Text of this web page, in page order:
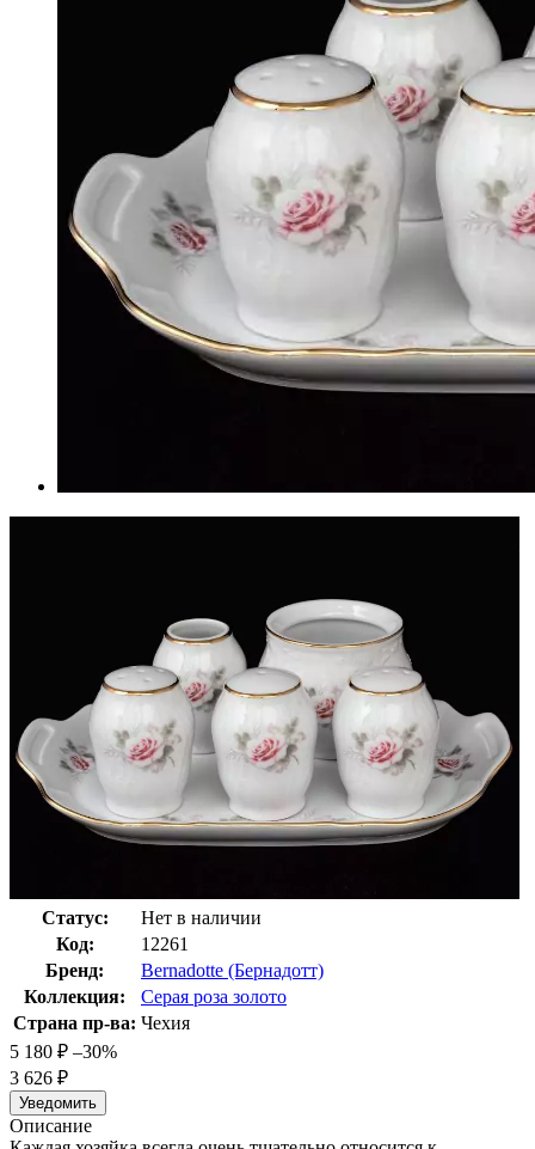
Статус:
Нет в наличии
Код:
12261
Бренд:
Bernadotte (Бернадотт)
Коллекция:
Серая роза золото
Страна пр-ва: Чехия
5 180 ₽ –30%
3 626 ₽
Уведомить
Описание